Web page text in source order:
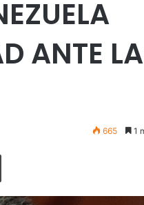
ANTE LA
665 1
Imprimir